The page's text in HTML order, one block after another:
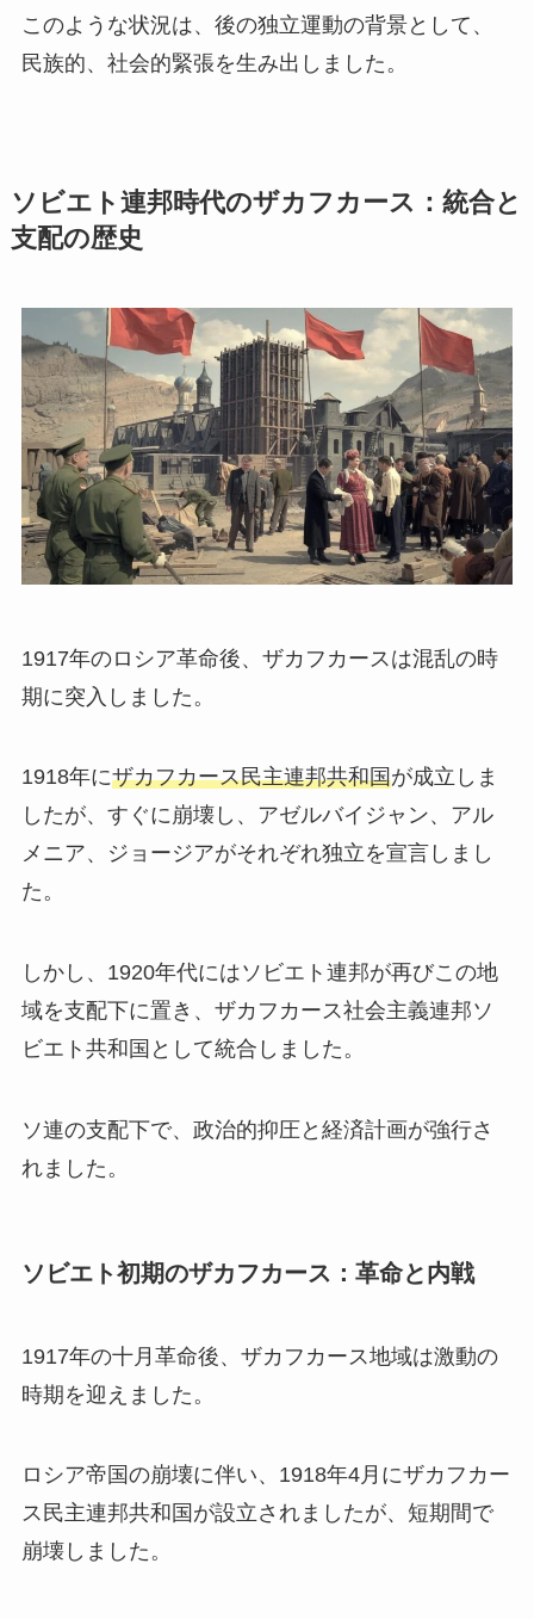
このような状況は、後の独立運動の背景として、
民族的、社会的緊張を生み出しました。
ソビエト連邦時代のザカフカース：統合と
支配の歴史
1917年のロシア革命後、ザカフカースは混乱の時
期に突入しました。
1918年にザカフカース民主連邦共和国が成立しま
したが、すぐに崩壊し、アゼルバイジャン、アル
メニア、ジョージアがそれぞれ独立を宣言しまし
た。
しかし、1920年代にはソビエト連邦が再びこの地
域を支配下に置き、ザカフカース社会主義連邦ソ
ビエト共和国として統合しました。
ソ連の支配下で、政治的抑圧と経済計画が強行さ
れました。
ソビエト初期のザカフカース：革命と内戦
1917年の十月革命後、ザカフカース地域は激動の
時期を迎えました。
ロシア帝国の崩壊に伴い、1918年4月にザカフカー
ス民主連邦共和国が設立されましたが、短期間で
崩壊しました。